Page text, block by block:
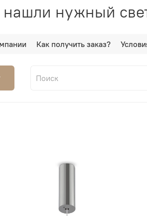
нужный
Как получить заказ?